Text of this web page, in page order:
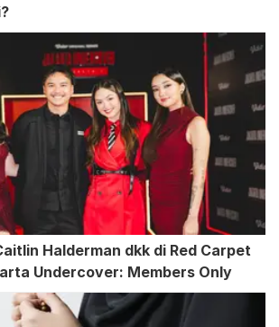
Halderman dkk di Red Carpet
Undercover: Members Only